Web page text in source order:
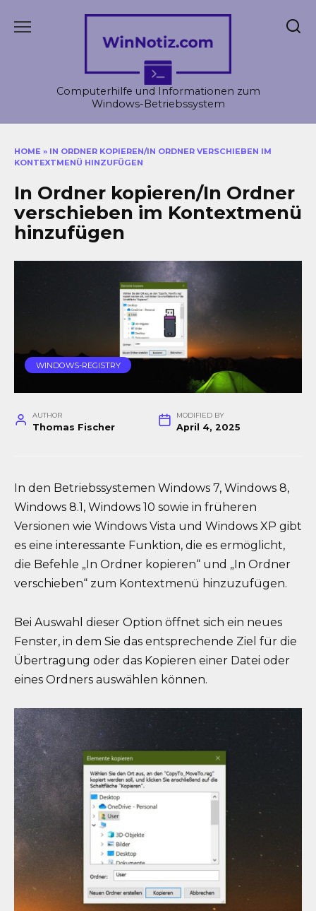
Computerhilfe und Informationen zum
Windows-Betriebssystem
HOME » IN ORDNER KOPIEREN/IN ORDNER VERSCHIEBEN IM
KONTEXTMENÜ HINZUFÜGEN
In Ordner kopieren/In Ordner
verschieben im Kontextmenü
hinzufügen
WINDOWS-REGISTRY
AUTHOR
Thomas Fischer
MODIFIED BY
April 4, 2025
In den Betriebssystemen Windows 7, Windows 8,
Windows 8.1, Windows 10 sowie in früheren
Versionen wie Windows Vista und Windows XP gibt
es eine interessante Funktion, die es ermöglicht,
die Befehle „In Ordner kopieren“ und „In Ordner
verschieben“ zum Kontextmenü hinzuzufügen.
Bei Auswahl dieser Option öffnet sich ein neues
Fenster, in dem Sie das entsprechende Ziel für die
Übertragung oder das Kopieren einer Datei oder
eines Ordners auswählen können.